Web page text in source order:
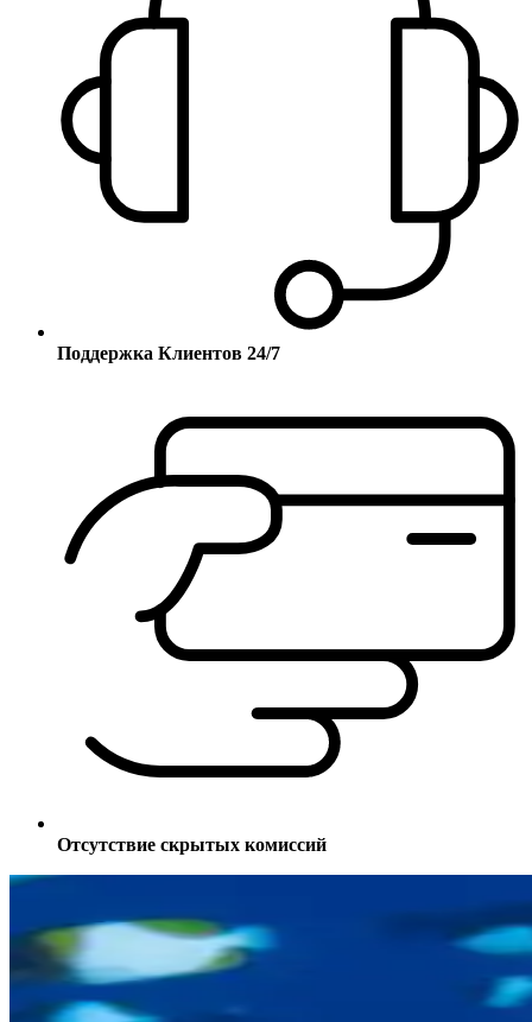
Поддержка Клиентов 24/7
Отсутствие скрытых комиссий